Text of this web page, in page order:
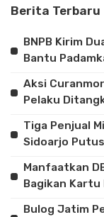
Berita Terbaru
BNPB Kirim
Bantu
Aksi
Pelaku
Tiga Penjual
Sidoarjo
Manfaatkan
Bagikan
Bulog Jatim